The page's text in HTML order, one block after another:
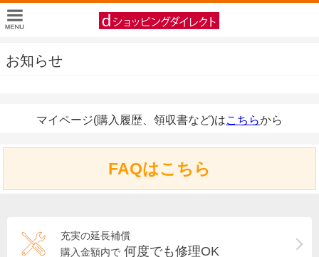
お知らせ
マイページ(購入履歴、領収書など)はこちらから
FAQはこちら
充実の延長補償
購入金額内で 何度でも修理OK